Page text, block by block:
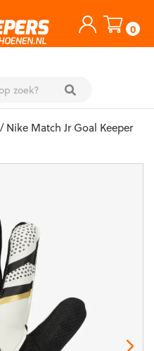
0
/ Nike Match Jr Goal Keeper